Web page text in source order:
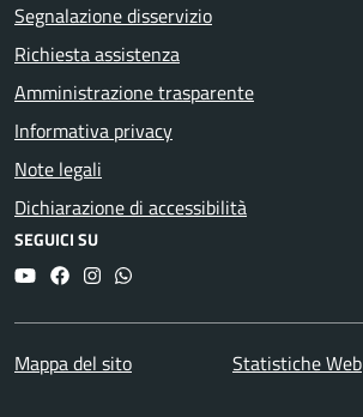
Segnalazione disservizio
Richiesta assistenza
Amministrazione trasparente
Informativa privacy
Note legali
Dichiarazione di accessibilità
SEGUICI SU
YouTubeFacebookInstagram
Whatsapp
Mappa del sito Statistiche Web